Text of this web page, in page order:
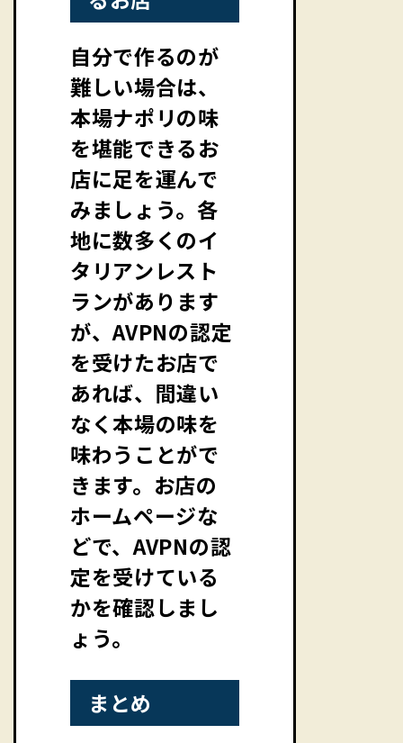
自分で作るのが
難しい場合は、
本場ナポリの味
を堪能できるお
店に足を運んで
みましょう。各
地に数多くのイ
タリアンレスト
ランがあります
が、AVPNの認定
を受けたお店で
あれば、間違い
なく本場の味を
味わうことがで
きます。お店の
ホームページな
どで、AVPNの認
定を受けている
かを確認しまし
ょう。
まとめ